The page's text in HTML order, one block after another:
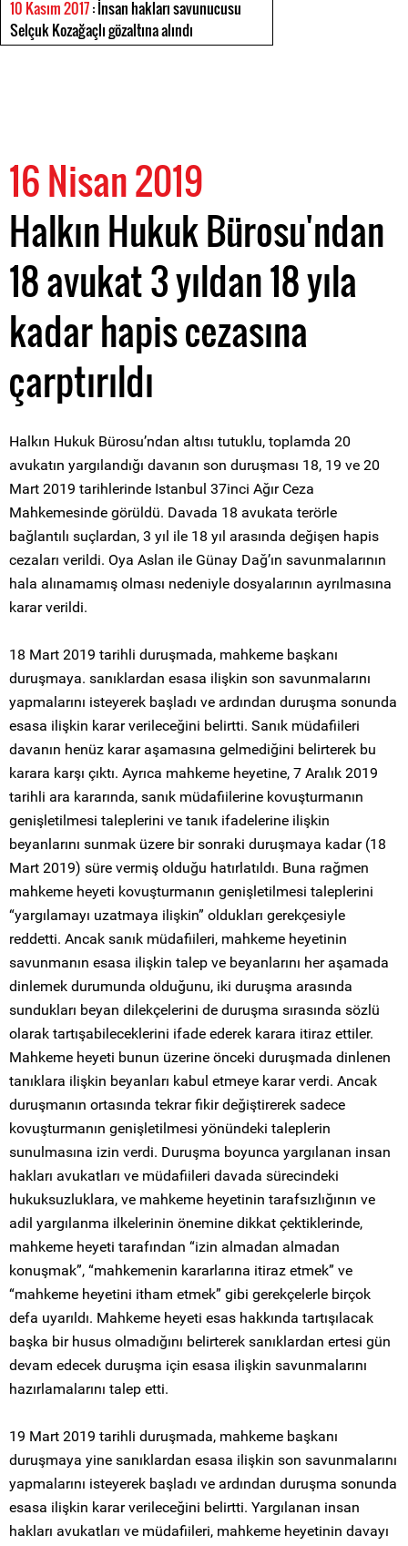
10 Kasım 2017: İnsan hakları savunucusu
Selçuk Kozağaçlı gözaltına alındı
16 Nisan 2019
Halkın Hukuk Bürosu'ndan
18 avukat 3 yıldan 18 yıla
kadar hapis cezasına
çarptırıldı
Halkın Hukuk Bürosu’ndan altısı tutuklu, toplamda 20
avukatın yargılandığı davanın son duruşması 18, 19 ve 20
Mart 2019 tarihlerinde Istanbul 37inci Ağır Ceza
Mahkemesinde görüldü. Davada 18 avukata terörle
bağlantılı suçlardan, 3 yıl ile 18 yıl arasında değişen hapis
cezaları verildi. Oya Aslan ile Günay Dağ’ın savunmalarının
hala alınamamış olması nedeniyle dosyalarının ayrılmasına
karar verildi.
18 Mart 2019 tarihli duruşmada, mahkeme başkanı
duruşmaya. sanıklardan esasa ilişkin son savunmalarını
yapmalarını isteyerek başladı ve ardından duruşma sonunda
esasa ilişkin karar verileceğini belirtti. Sanık müdafiileri
davanın henüz karar aşamasına gelmediğini belirterek bu
karara karşı çıktı. Ayrıca mahkeme heyetine, 7 Aralık 2019
tarihli ara kararında, sanık müdafiilerine kovuşturmanın
genişletilmesi taleplerini ve tanık ifadelerine ilişkin
beyanlarını sunmak üzere bir sonraki duruşmaya kadar (18
Mart 2019) süre vermiş olduğu hatırlatıldı. Buna rağmen
mahkeme heyeti kovuşturmanın genişletilmesi taleplerini
“yargılamayı uzatmaya ilişkin” oldukları gerekçesiyle
reddetti. Ancak sanık müdafiileri, mahkeme heyetinin
savunmanın esasa ilişkin talep ve beyanlarını her aşamada
dinlemek durumunda olduğunu, iki duruşma arasında
sundukları beyan dilekçelerini de duruşma sırasında sözlü
olarak tartışabileceklerini ifade ederek karara itiraz ettiler.
Mahkeme heyeti bunun üzerine önceki duruşmada dinlenen
tanıklara ilişkin beyanları kabul etmeye karar verdi. Ancak
duruşmanın ortasında tekrar fikir değiştirerek sadece
kovuşturmanın genişletilmesi yönündeki taleplerin
sunulmasına izin verdi. Duruşma boyunca yargılanan insan
hakları avukatları ve müdafiileri davada sürecindeki
hukuksuzluklara, ve mahkeme heyetinin tarafsızlığının ve
adil yargılanma ilkelerinin önemine dikkat çektiklerinde,
mahkeme heyeti tarafından “izin almadan almadan
konuşmak”, “mahkemenin kararlarına itiraz etmek” ve
“mahkeme heyetini itham etmek” gibi gerekçelerle birçok
defa uyarıldı. Mahkeme heyeti esas hakkında tartışılacak
başka bir husus olmadığını belirterek sanıklardan ertesi gün
devam edecek duruşma için esasa ilişkin savunmalarını
hazırlamalarını talep etti.
19 Mart 2019 tarihli duruşmada, mahkeme başkanı
duruşmaya yine sanıklardan esasa ilişkin son savunmalarını
yapmalarını isteyerek başladı ve ardından duruşma sonunda
esasa ilişkin karar verileceğini belirtti. Yargılanan insan
hakları avukatları ve müdafiileri, mahkeme heyetinin davayı